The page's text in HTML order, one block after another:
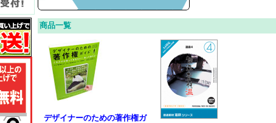
商品一覧
デザイナーのための著作権ガ